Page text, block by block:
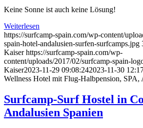
Keine Sonne ist auch keine Lösung!
Weiterlesen
https://surfcamp-spain.com/wp-content/
spain-hotel-andalusien-surfen-surfcamps.jpg
Kaiser https://surfcamp-spain.com/wp-
content/uploads/2017/02/surfcamp-spain-
Kaiser2023-11-29 09:08:242023-11-30
Wellness Hotel mit Flug-Halbpension, SPA,
Surfcamp-Surf Hostel in
Andalusien Spanien